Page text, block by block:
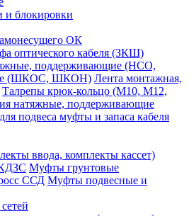
и блокировки
ОК
оптического кабеля (ЗКШ)
поддерживающие (НСО,
(ШКОС, ШКОН) Лента монтажная,
Талрепы крюк-кольцо (М10, М12,
натяжные, поддерживающие
подвеса муфты и запаса кабеля
ввода, комплекты кассет)
Муфты грунтовые
ССД Муфты подвесные и